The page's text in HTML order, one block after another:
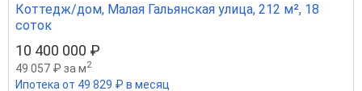
Коттедж/дом, Малая Гальянская улица, 212 м², 18
соток
10 400 000 ₽
49 057 ₽ за м2
Ипотека от 49 829 ₽ в месяц